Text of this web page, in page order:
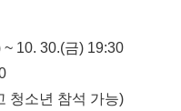
10. 30.(금) 19:30
청소년 참석 가능)